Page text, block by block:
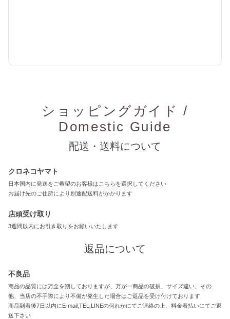
ショッピングガイド /
Domestic Guide
配送・送料について
クロネコヤマト
日本国内に発送をご希望のお客様はこちらを選択してください
お届け先のご住所により別途配送料がかかります
店頭受け取り
3週間以内にお引き取りをお願いいたします
返品について
不良品
商品の品質には万全を期しておりますが、万が一商品の破損、サイズ違い、その
他、当店の不手際により不備が発生した場合はご返品を受け付けております
商品到着後7日以内にE-mail,TEL,LINEの何れかにてご連絡の上、料金着払いにてご返
送下さい